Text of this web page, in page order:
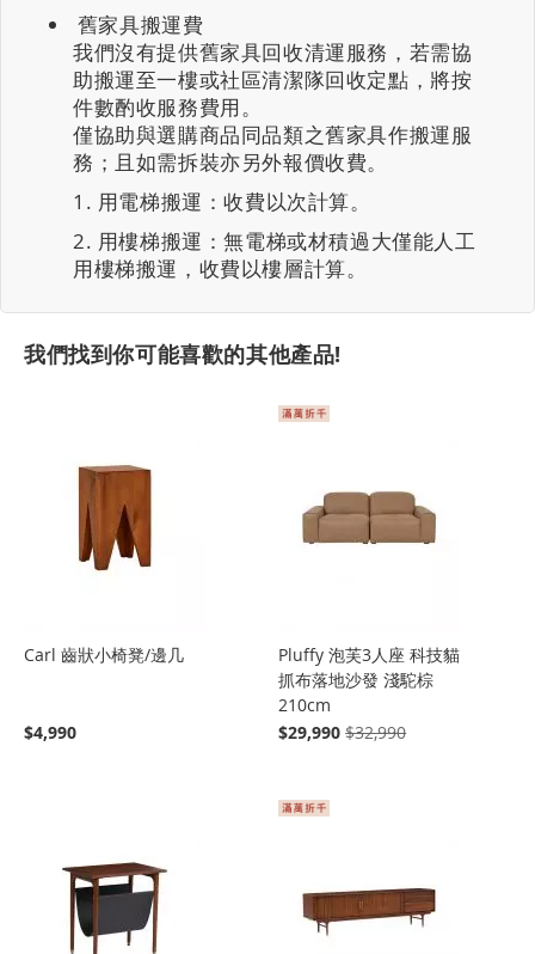
舊家具搬運費
我們沒有提供舊家具回收清運服務，若需協
助搬運至一樓或社區清潔隊回收定點，將按
件數酌收服務費用。
僅協助與選購商品同品類之舊家具作搬運服
務；且如需拆裝亦另外報價收費。
用電梯搬運：收費以次計算。
用樓梯搬運：無電梯或材積過大僅能人工
用樓梯搬運，收費以樓層計算。
我們找到你可能喜歡的其他產品!
Carl 齒狀小椅凳/邊几
$4,990
Pluffy 泡芙3人座 科技貓
抓布落地沙發 淺駝棕
210cm
$29,990 $32,990